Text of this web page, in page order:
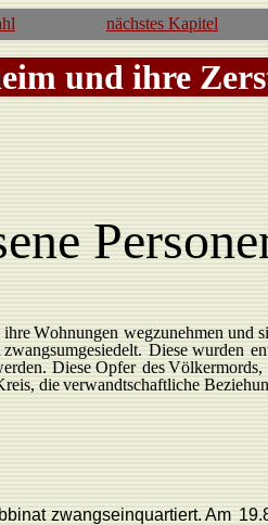
nächstes Kapitel
und ihre
ihre Wohnungen wegzunehmen und
zwangsumgesiedelt. Diese wurden
Diese Opfer desVölkermords,
die verwandtschaftliche
zwangseinquartiert.Am